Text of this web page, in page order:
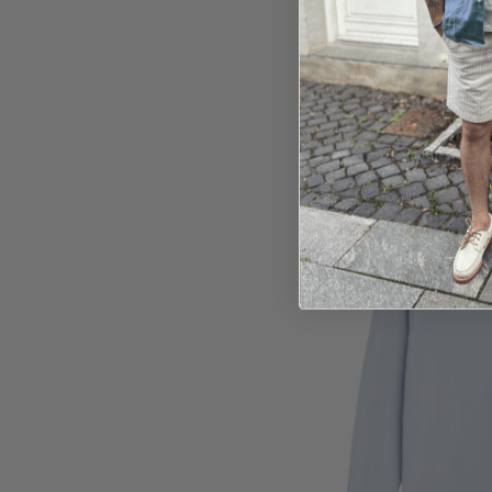
Tommy
Sweat
-25%